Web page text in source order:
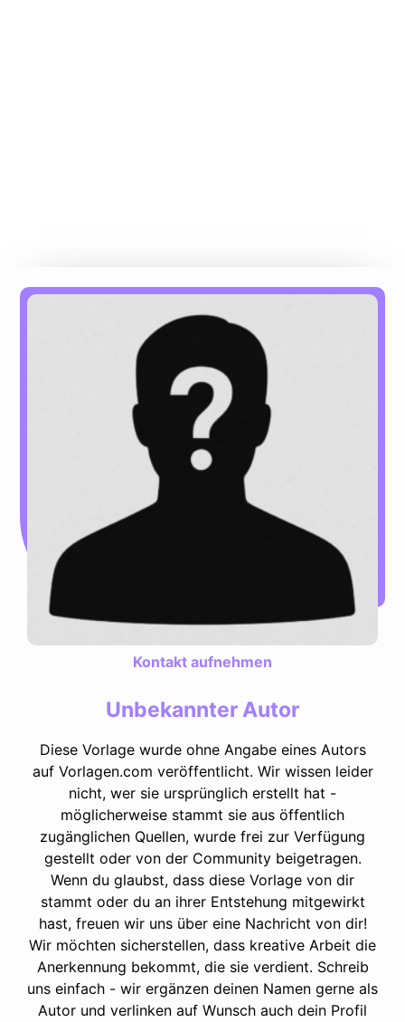
Kontakt aufnehmen
Unbekannter Autor
Diese Vorlage wurde ohne Angabe eines Autors
auf Vorlagen.com veröffentlicht. Wir wissen leider
nicht, wer sie ursprünglich erstellt hat -
möglicherweise stammt sie aus öffentlich
zugänglichen Quellen, wurde frei zur Verfügung
gestellt oder von der Community beigetragen.
Wenn du glaubst, dass diese Vorlage von dir
stammt oder du an ihrer Entstehung mitgewirkt
hast, freuen wir uns über eine Nachricht von dir!
Wir möchten sicherstellen, dass kreative Arbeit die
Anerkennung bekommt, die sie verdient. Schreib
uns einfach - wir ergänzen deinen Namen gerne als
Autor und verlinken auf Wunsch auch dein Profil